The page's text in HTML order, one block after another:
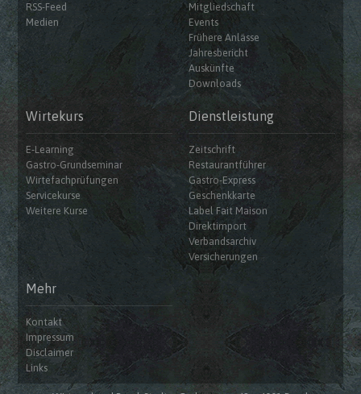
RSS-Feed
Medien
Mitgliedschaft
Events
Frühere Anlässe
Jahresbericht
Auskünfte
Downloads
Wirtekurs
E-Learning
Gastro-Grundseminar
Wirtefachprüfungen
Servicekurse
Weitere Kurse
Dienstleistung
Zeitschrift
Restaurantführer
Gastro-Express
Geschenkkarte
Label Fait Maison
Direktimport
Verbandsarchiv
Versicherungen
Mehr
Kontakt
Impressum
Disclaimer
Links